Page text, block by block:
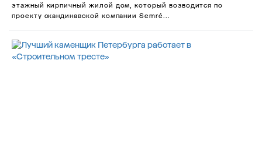
этажный кирпичный жилой дом, который возводится по
проекту скандинавской компании Semré...